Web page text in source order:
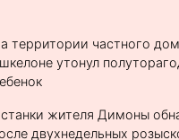
территории частного
утонул
жителя Димоны
двухнедельных